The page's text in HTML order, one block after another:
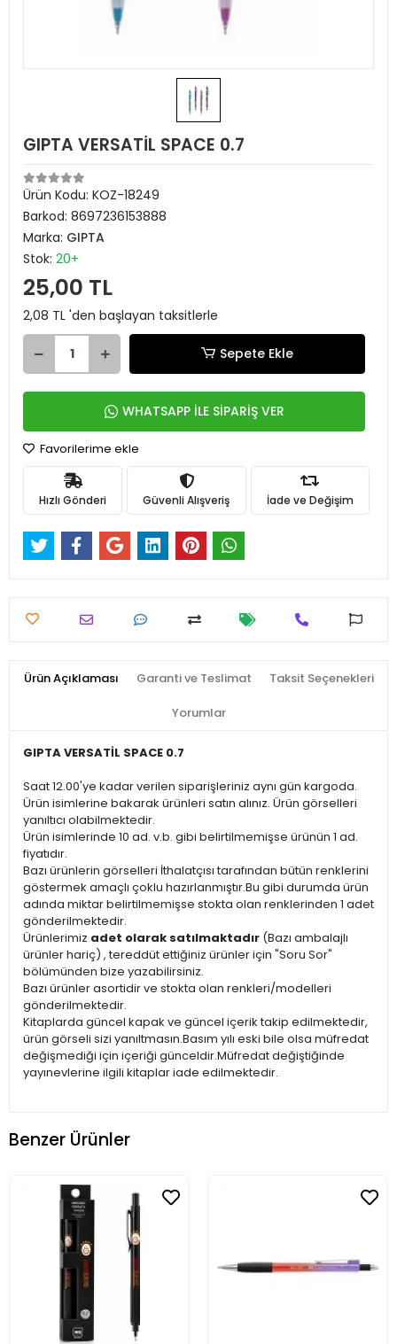
GIPTA VERSATİL SPACE 0.7
Ürün Kodu: KOZ-18249
Barkod: 8697236153888
Marka: GIPTA
Stok: 20+
25,00 TL
2,08 TL 'den başlayan taksitlerle
Sepete Ekle
WHATSAPP İLE SİPARİŞ VER
Favorilerime ekle
Hızlı Gönderi Güvenli Alışveriş İade ve Değişim
Ürün Açıklaması Garanti ve Teslimat Taksit Seçenekleri
Yorumlar
GIPTA VERSATİL SPACE 0.7
Saat 12.00'ye kadar verilen siparişleriniz aynı gün kargoda.
Ürün isimlerine bakarak ürünleri satın alınız. Ürün görselleri
yanıltıcı olabilmektedir.
Ürün isimlerinde 10 ad. v.b. gibi belirtilmemişse ürünün 1 ad.
fiyatıdır.
Bazı ürünlerin görselleri İthalatçısı tarafından bütün renklerini
göstermek amaçlı çoklu hazırlanmıştır.Bu gibi durumda ürün
adında miktar belirtilmemişse stokta olan renklerinden 1 adet
gönderilmektedir.
Ürünlerimiz adet olarak satılmaktadır (Bazı ambalajlı
ürünler hariç) , tereddüt ettiğiniz ürünler için "Soru Sor"
bölümünden bize yazabilirsiniz.
Bazı ürünler asortidir ve stokta olan renkleri/modelleri
gönderilmektedir.
Kitaplarda güncel kapak ve güncel içerik takip edilmektedir,
ürün görseli sizi yanıltmasın.Basım yılı eski bile olsa müfredat
değişmediği için içeriği günceldir.Müfredat değiştiğinde
yayınevlerine ilgili kitaplar iade edilmektedir.
Benzer Ürünler